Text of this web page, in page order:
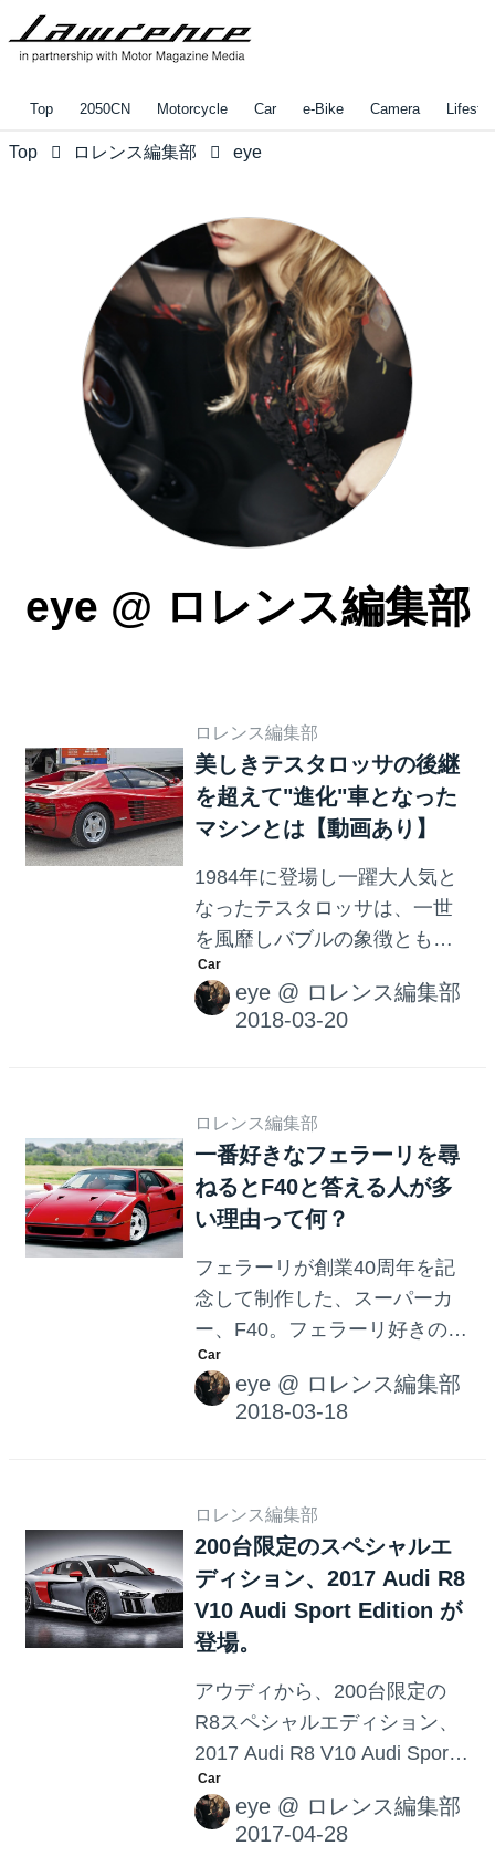
Top 2050CN Motorcycle Car e-Bike Camera
Top ロレンス編集部 eye
eye @ ロレンス編集部
ロレンス編集部
美しきテスタロッサの後継
を超えて"進化"車となった
マシンとは【動画あり】
1984年に登場し一躍大人気と
なったテスタロッサは、一世
を風靡しバブルの象徴とも言
われたフェラーリのスーパー
カー。今でも全く色褪せない
魅力で、多くの人に愛されて
されているテスタロッサを見
かけましたが、やはり、ドア
サイドのエア・インテークが
本当にクール、かつ優雅で美
ッサとは、 赤い頭 という意
味。エンジンのカムカバーが
赤く塗られていることに由来
しています。
eye @ ロレンス編集部
ロレンス編集部
一番好きなフェラーリを尋
ねるとF40と答える人が多
い理由って何？
フェラーリが創業40周年を記
念して制作した、スーパーカ
ー、F40。フェラーリ好きの方
や所有者の方が、「一番好き
なマシンはF40！」と話す場面
をよく見かけます。どうし
eye @ ロレンス編集部
ロレンス編集部
200台限定のスペシャルエ
ディション、2017 Audi R8
V10 Audi Sport Edition が
登場。
アウディから、200台限定の
R8スペシャルエディション、
2017 Audi R8 V10 Audi Sport
Edition が登場します。アウデ
ィのトレードカラーがミック
スされた、スペシャルエディ
eye @ ロレンス編集部